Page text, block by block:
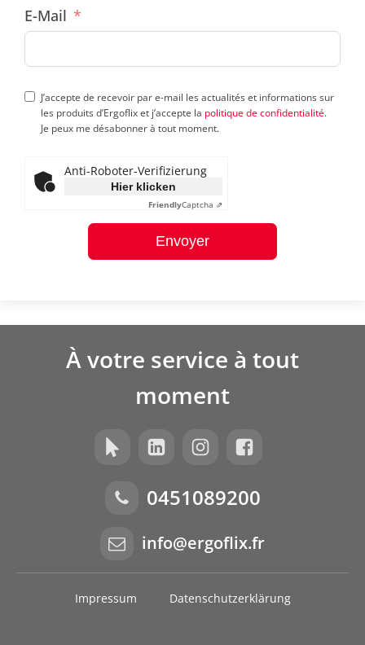
E-Mail
J’accepte de recevoir par e-mail les actualités et informations sur
les produits d’Ergoflix et j’accepte la politique de confidentialité.
Je peux me désabonner à tout moment.
Anti-Roboter-Verifizierung
Hier klicken
FriendlyCaptcha ⇗
Envoyer
À votre service à tout
moment
0451089200
info@ergoflix.fr
Impressum Datenschutzerklärung